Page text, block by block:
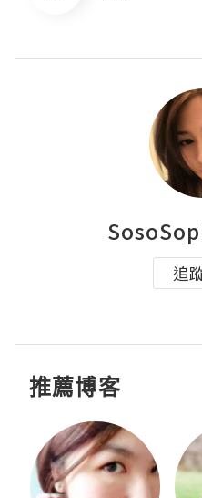
追
推薦博客